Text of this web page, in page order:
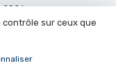
2026
sur ceux que